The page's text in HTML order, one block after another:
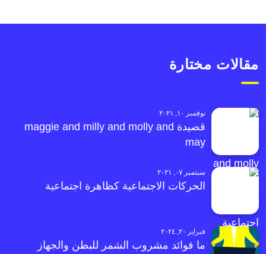
مقالات مختارة
نوفمبر ١٠, ٢٠٢١
قصيدة maggie and milly and molly and
may
سبتمبر ٠٧, ٢٠٢١
الحركات الاجتماعية كظاهرة اجتماعية
فبراير ٢٠, ٢٠٢٤
ما فوائد مشروب الشمر للبطن والجهاز